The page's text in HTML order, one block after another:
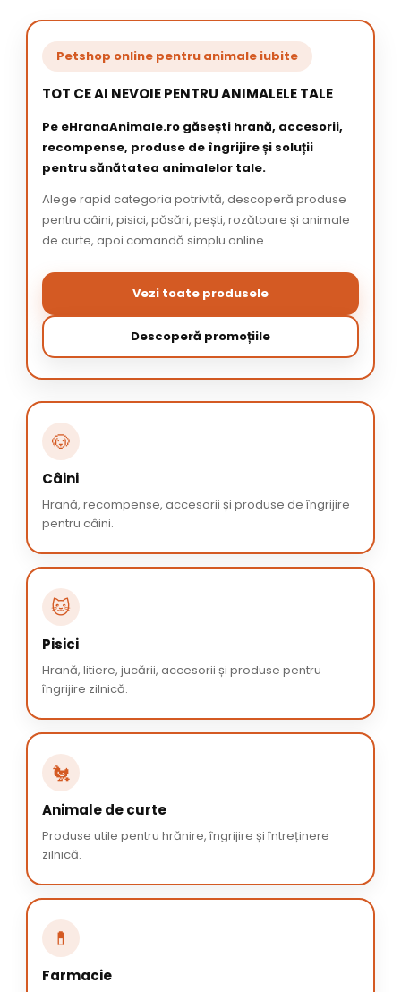
Petshop online pentru animale iubite
TOT CE AI NEVOIE PENTRU ANIMALELE TALE
Pe eHranaAnimale.ro găsești hrană, accesorii,
recompense, produse de îngrijire și soluții
pentru sănătatea animalelor tale.
Alege rapid categoria potrivită, descoperă produse
pentru câini, pisici, păsări, pești, rozătoare și animale
de curte, apoi comandă simplu online.
Vezi toate produsele
Descoperă promoțiile
🐶
Câini
Hrană, recompense, accesorii și produse de îngrijire
pentru câini.
🐱
Pisici
Hrană, litiere, jucării, accesorii și produse pentru
îngrijire zilnică.
🐔
Animale de curte
Produse utile pentru hrănire, îngrijire și întreținere
zilnică.
💊
Farmacie